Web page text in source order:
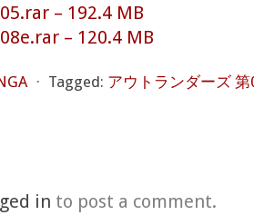
– 192.4 MB
– 120.4 MB
⋅ Tagged: アウトランダーズ
in to post a comment.